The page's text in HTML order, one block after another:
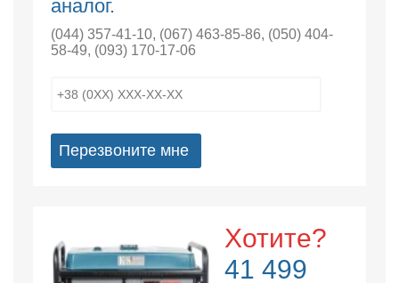
аналог.
(044) 357-41-10, (067) 463-85-86, (050) 404-
58-49, (093) 170-17-06
Перезвоните мне
Хотите?
41 499